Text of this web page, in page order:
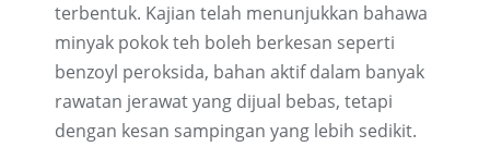
terbentuk. Kajian telah menunjukkan bahawa
minyak pokok teh boleh berkesan seperti
benzoyl peroksida, bahan aktif dalam banyak
rawatan jerawat yang dijual bebas, tetapi
dengan kesan sampingan yang lebih sedikit.